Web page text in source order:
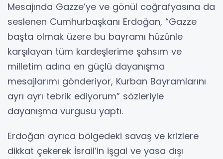
Mesajında Gazze’ye ve gönül coğrafyasına da
seslenen Cumhurbaşkanı Erdoğan, “Gazze
başta olmak üzere bu bayramı hüzünle
karşılayan tüm kardeşlerime şahsım ve
milletim adına en güçlü dayanışma
mesajlarımı gönderiyor, Kurban Bayramlarını
ayrı ayrı tebrik ediyorum” sözleriyle
dayanışma vurgusu yaptı.
Erdoğan ayrıca bölgedeki savaş ve krizlere
dikkat çekerek İsrail’in işgal ve yasa dışı